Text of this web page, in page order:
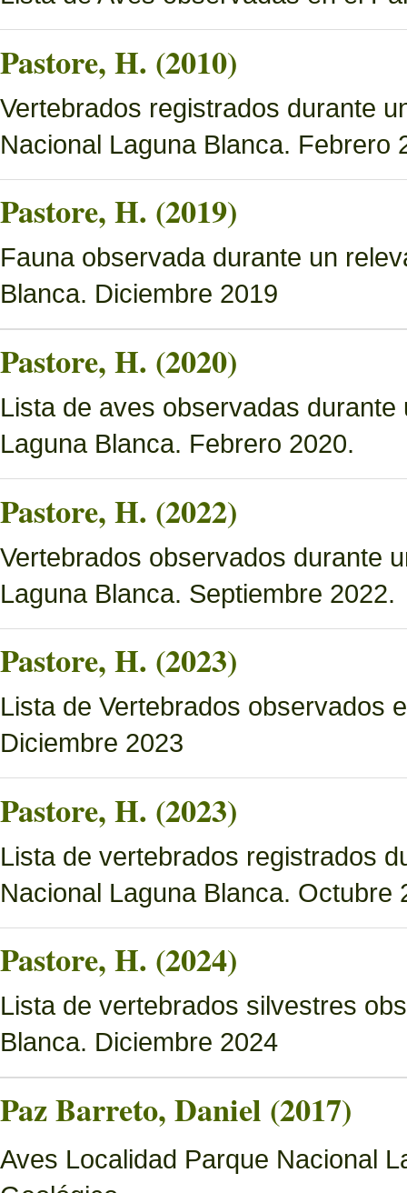
Pastore, H. (2010)
Vertebrados registrados durante
Nacional Laguna Blanca. Febrero
Pastore, H. (2019)
Fauna observada durante un
Blanca. Diciembre 2019
Pastore, H. (2020)
Lista de aves observadas
Laguna Blanca. Febrero 2020.
Pastore, H. (2022)
Vertebrados observados durante
Laguna Blanca. Septiembre 2022.
Pastore, H. (2023)
Lista de Vertebrados observados
Diciembre 2023
Pastore, H. (2023)
Lista de vertebrados registrados
Nacional Laguna Blanca. Octubre
Pastore, H. (2024)
Lista de vertebrados silvestres
Blanca. Diciembre 2024
Paz Barreto, Daniel (2017)
Aves Localidad Parque Nacional